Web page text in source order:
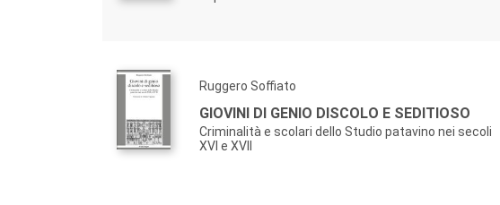
Ruggero Soffiato
GIOVINI DI GENIO DISCOLO E SEDITIOSO
Criminalità e scolari dello Studio patavino nei secoli
XVI e XVII